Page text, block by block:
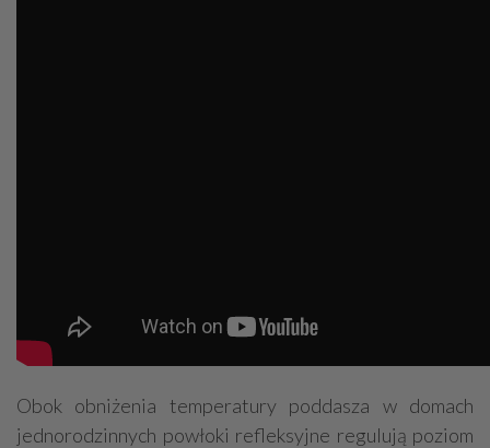
Obok obniżenia temperatury poddasza w domach
jednorodzinnych powłoki refleksyjne regulują poziom